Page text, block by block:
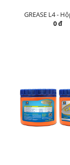
GREASE L4 -
0 đ